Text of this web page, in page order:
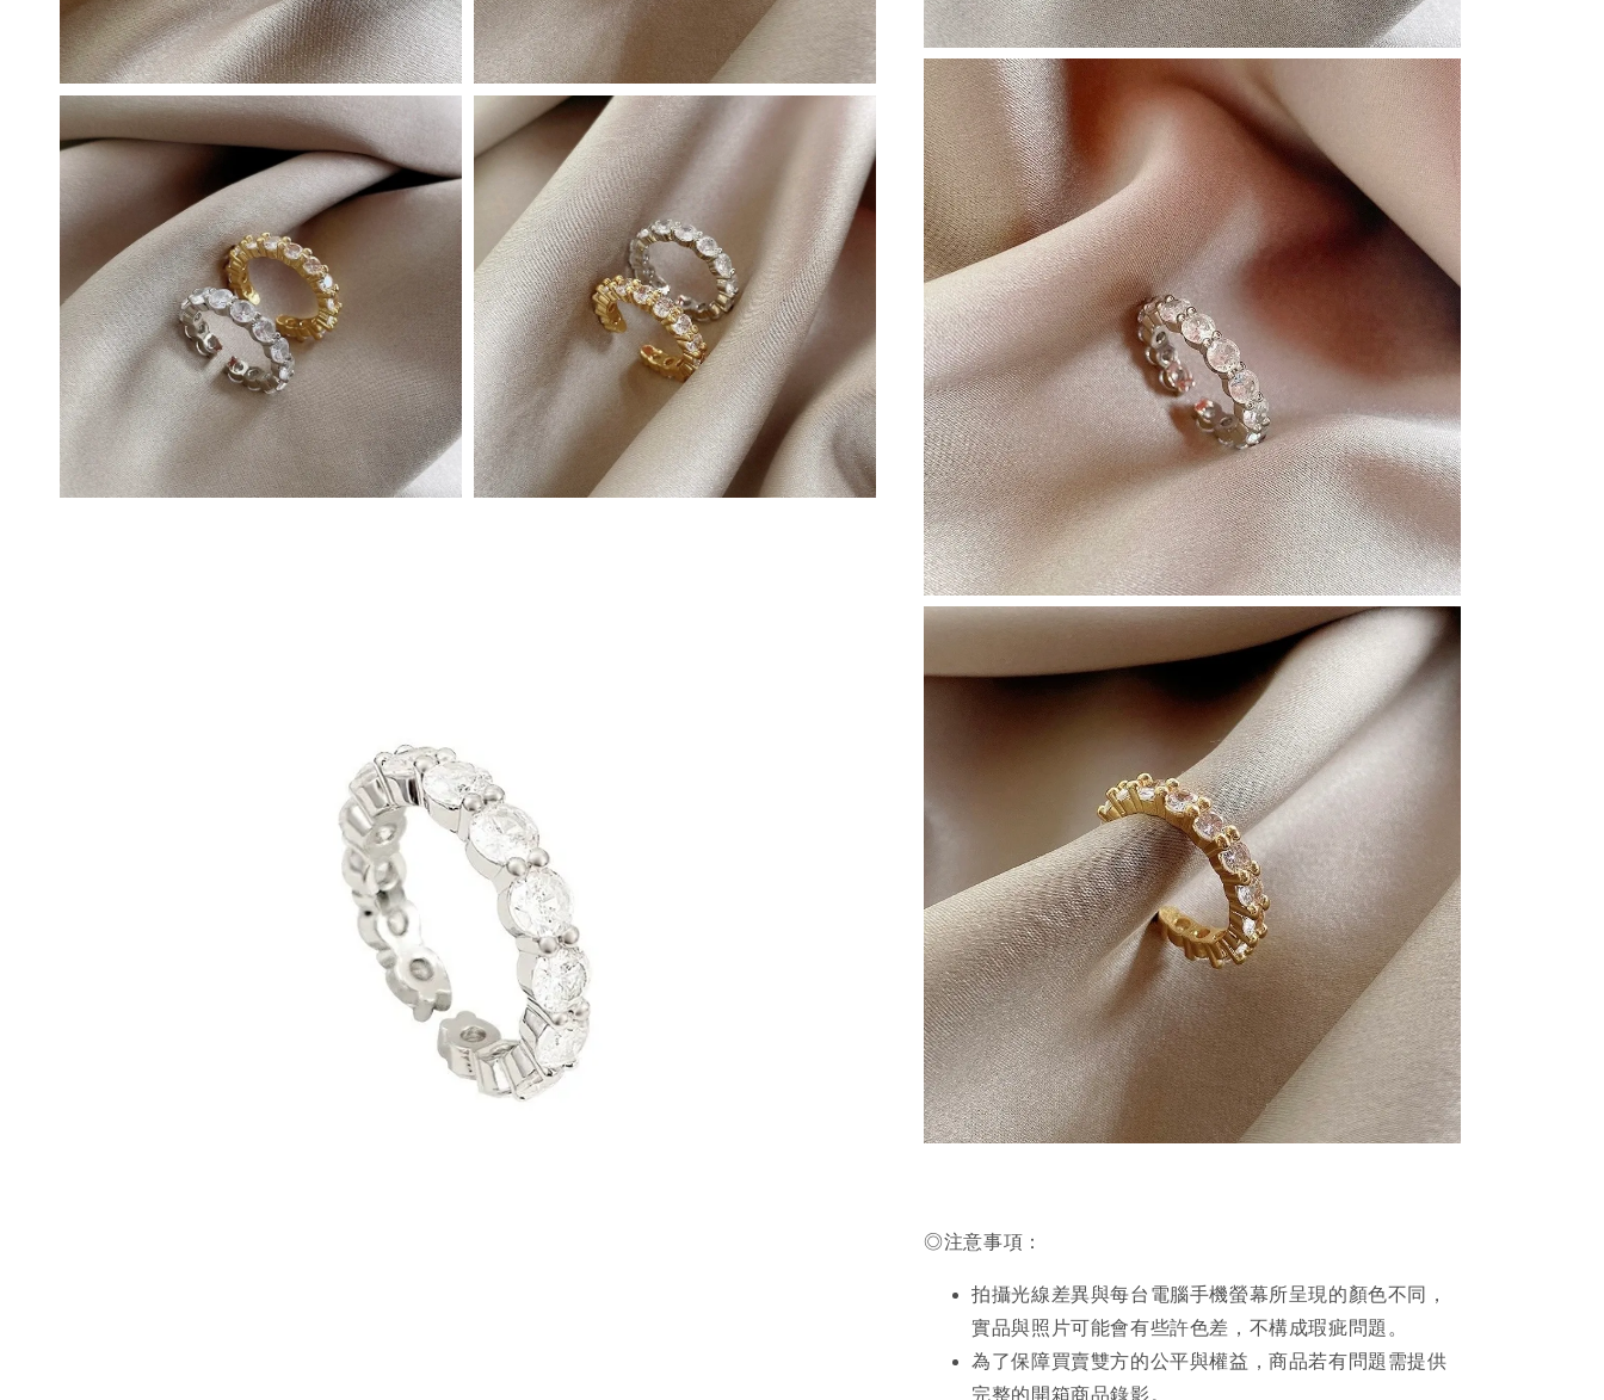
◎注意事項：
拍攝光線差異與每台電腦手機螢幕所呈現的顏色不同，
實品與照片可能會有些許色差，不構成瑕疵問題。
為了保障買賣雙方的公平與權益，商品若有問題需提供
完整的開箱商品錄影。